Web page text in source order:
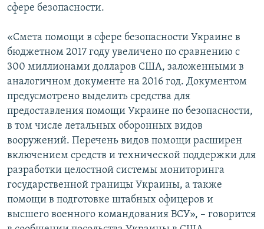
сфере безопасности.
«Смета помощи в сфере безопасности Украине в
бюджетном 2017 году увеличено по сравнению с
300 миллионами долларов США, заложенными в
аналогичном документе на 2016 год. Документом
предусмотрено выделить средства для
предоставления помощи Украине по безопасности,
в том числе летальных оборонных видов
вооружений. Перечень видов помощи расширен
включением средств и технической поддержки для
разработки целостной системы мониторинга
государственной границы Украины, а также
помощи в подготовке штабных офицеров и
высшего военного командования ВСУ», – говорится